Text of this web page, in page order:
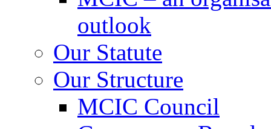
outlook
Our Statute
Our Structure
MCIC Council